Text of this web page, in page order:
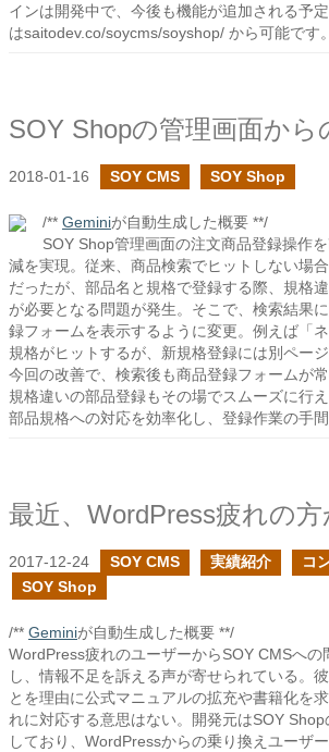
インは開発中で、今後も機能が追加される予
はsaitodev.co/soycms/soyshop/ から可能です。
2018-01-16 SOY CMS SOY Shop
/** Geminiが自動生成した概要 **/
SOY Shop管理画面の注文商品登録操作
減を実現。従来、商品検索でヒットしない場
だったが、部品名と規格で登録する際、規格
が必要となる問題が発生。そこで、検索結果
録フォームを表示するように変更。例えば「
規格がヒットするが、新規格登録には別ページ
今回の改善で、検索後も商品登録フォームが常
規格違いの部品登録もその場でスムーズに行
部品規格への対応を効率化し、登録作業の手間
2017-12-24 SOY CMS 実績紹介
コ
SOY Shop
/** Geminiが自動生成した概要 **/
WordPress疲れのユーザーからSOY CMSへの
し、情報不足を訴える声が寄せられている。
とを理由に公式マニュアルの拡充や書籍化を
れに対応する意思はない。開発元はSOY
しており、WordPressからの乗り換えユーザ